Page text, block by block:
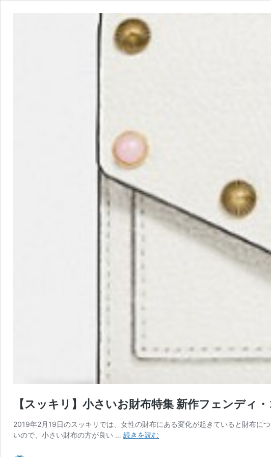
【スッキリ】小さいお財布特集 新作フェンディ
2019年2月19日のスッキリでは、女性の財布にある変化が起きていると財布に
いので、小さい財布の方が良い … 続きを読む【ス